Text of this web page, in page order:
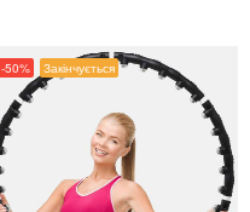
-50% Закінчується